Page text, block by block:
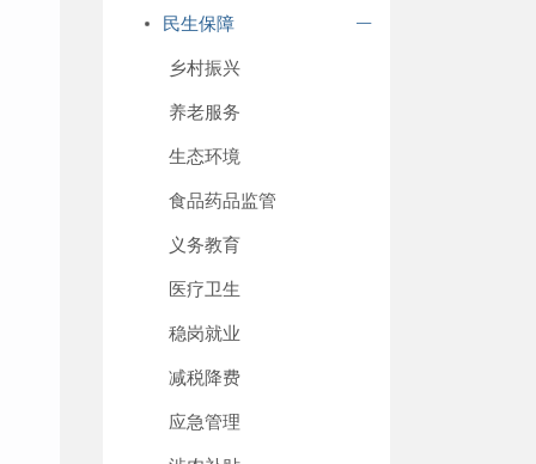
民生保障
乡村振兴
养老服务
生态环境
食品药品监管
义务教育
医疗卫生
稳岗就业
减税降费
应急管理